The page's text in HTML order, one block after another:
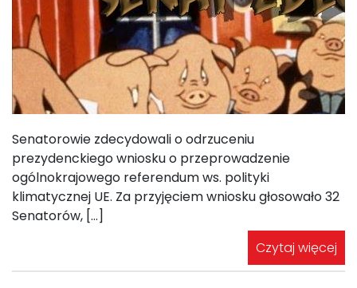
Senatorowie zdecydowali o odrzuceniu
prezydenckiego wniosku o przeprowadzenie
ogólnokrajowego referendum ws. polityki
klimatycznej UE. Za przyjęciem wniosku głosowało 32
Senatorów, […]
Czytaj więcej